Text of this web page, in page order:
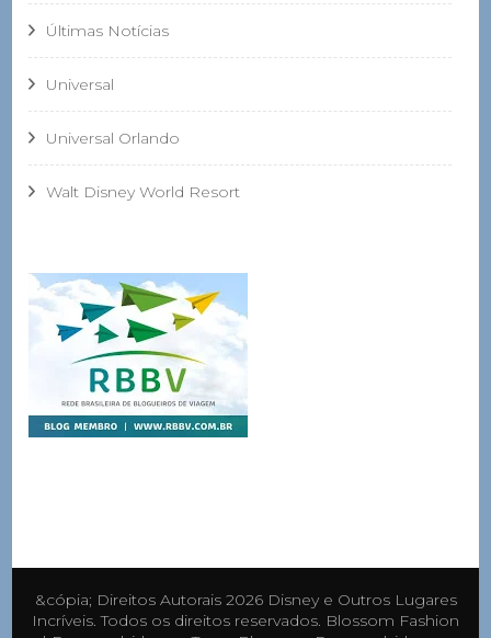
Últimas Notícias
Universal
Universal Orlando
Walt Disney World Resort
&cópia; Direitos Autorais 2026 Disney e Outros Lugares
Incríveis. Todos os direitos reservados. Blossom Fashion